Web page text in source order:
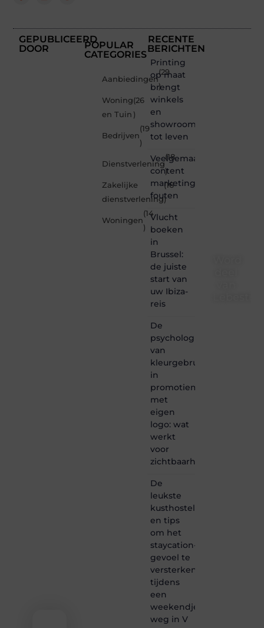
GEPUBLICEERD
DOOR
POPULAR
CATEGORIES
Aanbiedingen
(29
)
Woning
en Tuin
(26
)
Bedrijven
(19
)
Dienstverlening
(18
)
Zakelijke
dienstverlening
(16
)
Woningen
(14
)
RECENTE
BERICHTEN
Printing
op maat
brengt
winkels
en
showrooms
tot leven
Veelgemaakte
content
marketing
fouten
Vlucht
boeken
in
Brussel:
de juiste
start van
uw Ibiza-
reis
De
psychologie
van
kleurgebruik
in
promotiemateriaal
met
eigen
logo: wat
werkt
voor
zichtbaarheid
De
leukste
kusthostels
en tips
om het
staycation-
gevoel te
versterken
tijdens
een
weekendje
weg in V